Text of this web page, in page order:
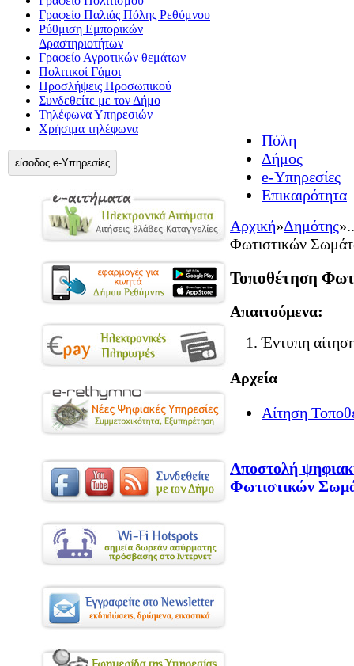
Γραφείο Παλιάς Πόλης Ρεθύμνου
Ρύθμιση Εμπορικών
Δραστηριοτήτων
Γραφείο Αγροτικών θεμάτων
Πολιτικοί Γάμοι
Προσλήψεις Προσωπικού
Συνδεθείτε με τον Δήμο
Τηλέφωνα Υπηρεσιών
Χρήσιμα τηλέφωνα
είσοδος e-Υπηρεσίες
Πόλη
Δήμος
e-Υπηρεσίες
Επικαιρότητα
Αρχική»Δημότης»
Φωτιστικών
Τοποθέτηση
Απαιτούμενα:
Έντυπη
Αρχεία
Αίτηση
Αποστολή
Φωτιστικών